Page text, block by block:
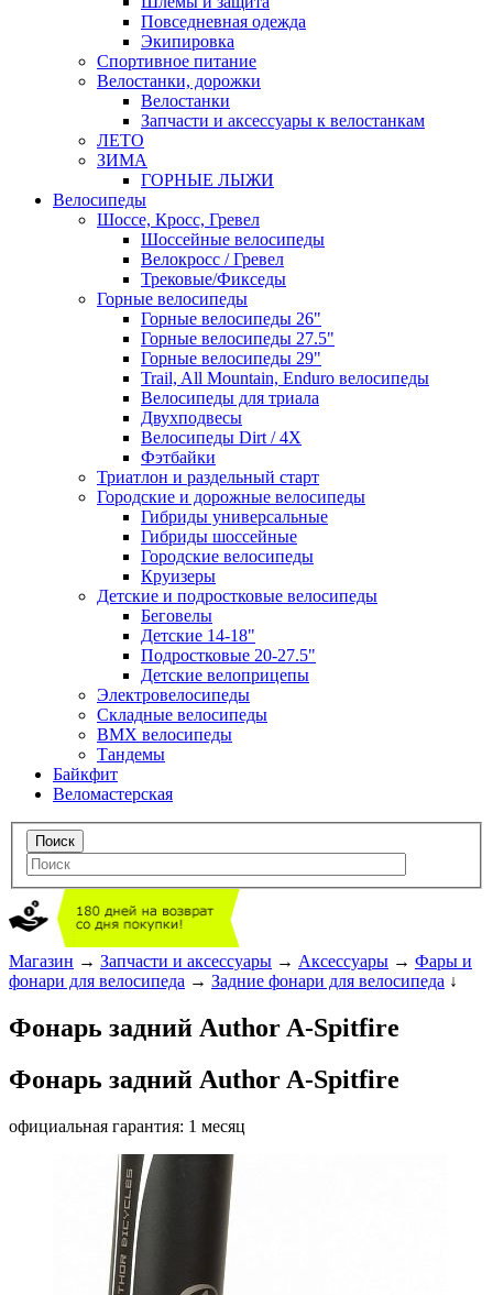
Повседневная одежда
Экипировка
Спортивное питание
Велостанки, дорожки
Велостанки
Запчасти и аксессуары к велостанкам
ЛЕТО
ЗИМА
ГОРНЫЕ ЛЫЖИ
Велосипеды
Шоссе, Кросс, Гревел
Шоссейные велосипеды
Велокросс / Гревел
Трековые/Фикседы
Горные велосипеды
Горные велосипеды 26"
Горные велосипеды 27.5"
Горные велосипеды 29"
Trail, All Mountain, Enduro велосипеды
Велосипеды для триала
Двухподвесы
Велосипеды Dirt / 4X
Фэтбайки
Триатлон и раздельный старт
Городские и дорожные велосипеды
Гибриды универсальные
Гибриды шоссейные
Городские велосипеды
Круизеры
Детские и подростковые велосипеды
Беговелы
Детские 14-18"
Подростковые 20-27.5"
Детские велоприцепы
Электровелосипеды
Складные велосипеды
BMX велосипеды
Тандемы
Байкфит
Веломастерская
Магазин → Запчасти и аксессуары → Аксессуары → Фары и
фонари для велосипеда → Задние фонари для велосипеда ↓
Фонарь задний Author A-Spitfire
Фонарь задний Author A-Spitfire
официальная гарантия: 1 месяц